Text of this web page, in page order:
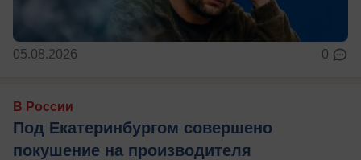
05.08.2026 0
В России
Под Екатеринбургом совершено
покушение на производителя